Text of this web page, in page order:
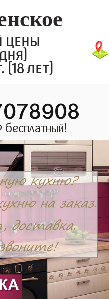
цены
(18 лет)